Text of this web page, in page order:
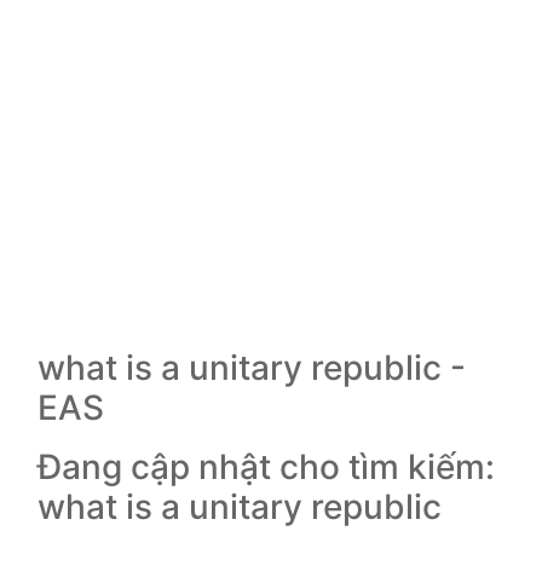
what is a unitary republic -
EAS
Đang cập nhật cho tìm kiếm:
what is a unitary republic